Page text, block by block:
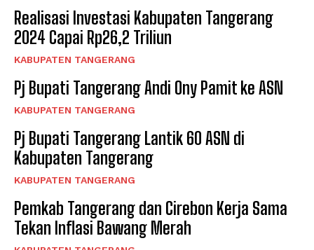
Realisasi Investasi Kabupaten Tangerang
2024 Capai Rp26,2 Triliun
KABUPATEN TANGERANG
Pj Bupati Tangerang Andi Ony Pamit ke ASN
KABUPATEN TANGERANG
Pj Bupati Tangerang Lantik 60 ASN di
Kabupaten Tangerang
KABUPATEN TANGERANG
Pemkab Tangerang dan Cirebon Kerja Sama
Tekan Inflasi Bawang Merah